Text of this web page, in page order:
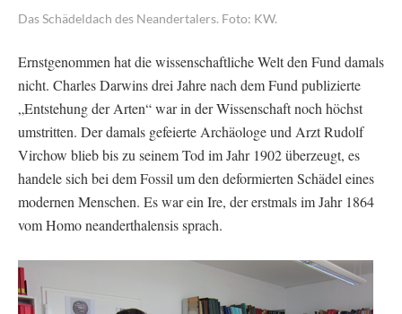
Das Schädeldach des Neandertalers. Foto: KW.
Ernstgenommen hat die wissenschaftliche Welt den Fund damals
nicht. Charles Darwins drei Jahre nach dem Fund publizierte
„Entstehung der Arten“ war in der Wissenschaft noch höchst
umstritten. Der damals gefeierte Archäologe und Arzt Rudolf
Virchow blieb bis zu seinem Tod im Jahr 1902 überzeugt, es
handele sich bei dem Fossil um den deformierten Schädel eines
modernen Menschen. Es war ein Ire, der erstmals im Jahr 1864
vom Homo neanderthalensis sprach.